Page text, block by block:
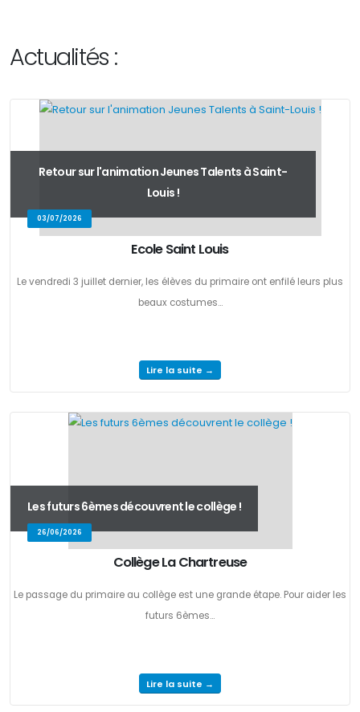
Actualités :
Retour sur l'animation Jeunes Talents à Saint-
Louis !
03/07/2026
Ecole Saint Louis
Le vendredi 3 juillet dernier, les élèves du primaire ont enfilé leurs plus
beaux costumes...
Lire la suite →
Les futurs 6èmes découvrent le collège !
26/06/2026
Collège La Chartreuse
Le passage du primaire au collège est une grande étape. Pour aider les
futurs 6èmes...
Lire la suite →